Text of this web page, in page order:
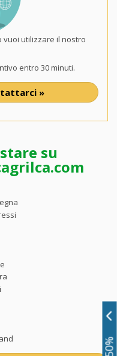
vuoi utilizzare il nostro
entro 30 minuti.
»
su